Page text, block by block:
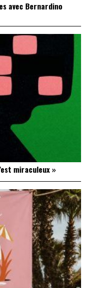
avec Bernardino
miraculeux »